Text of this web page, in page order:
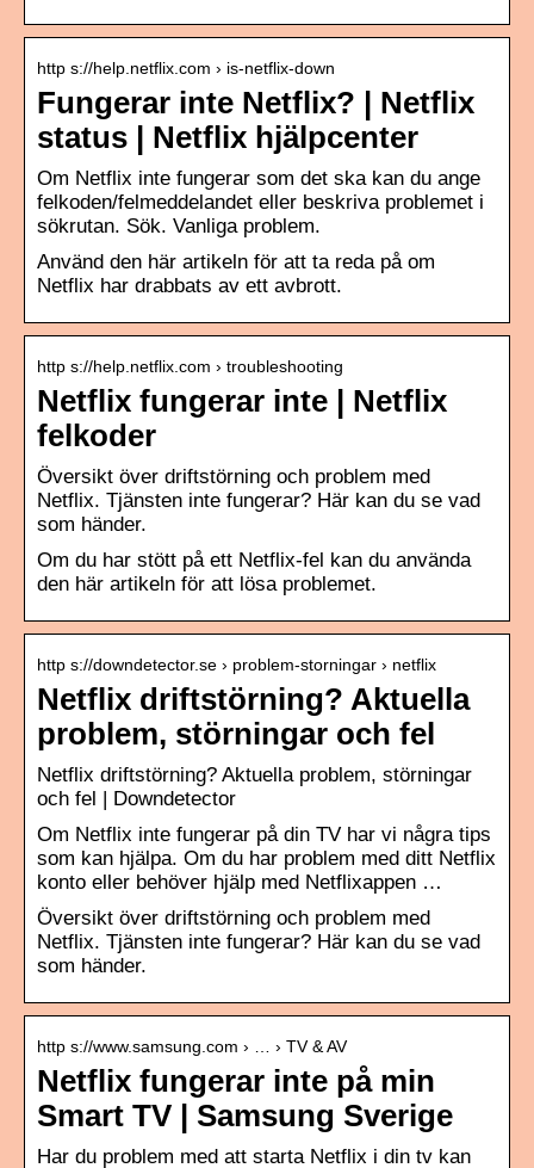
http s://help.netflix.com › is-netflix-down
Fungerar inte Netflix? | Netflix
status | Netflix hjälpcenter
Om Netflix inte fungerar som det ska kan du ange
felkoden/felmeddelandet eller beskriva problemet i
sökrutan. Sök. Vanliga problem.
Använd den här artikeln för att ta reda på om
Netflix har drabbats av ett avbrott.
http s://help.netflix.com › troubleshooting
Netflix fungerar inte | Netflix
felkoder
Översikt över driftstörning och problem med
Netflix. Tjänsten inte fungerar? Här kan du se vad
som händer.
Om du har stött på ett Netflix-fel kan du använda
den här artikeln för att lösa problemet.
http s://downdetector.se › problem-storningar › netflix
Netflix driftstörning? Aktuella
problem, störningar och fel
Netflix driftstörning? Aktuella problem, störningar
och fel | Downdetector
Om Netflix inte fungerar på din TV har vi några tips
som kan hjälpa. Om du har problem med ditt Netflix
konto eller behöver hjälp med Netflixappen …
Översikt över driftstörning och problem med
Netflix. Tjänsten inte fungerar? Här kan du se vad
som händer.
http s://www.samsung.com › … › TV & AV
Netflix fungerar inte på min
Smart TV | Samsung Sverige
Har du problem med att starta Netflix i din tv kan